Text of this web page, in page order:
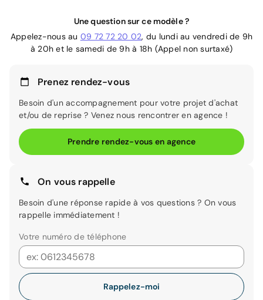
Une question sur ce modèle ?
Appelez-nous au 09 72 72 20 02, du lundi au vendredi de 9h
à 20h et le samedi de 9h à 18h (Appel non surtaxé)
Prenez rendez-vous
Besoin d'un accompagnement pour votre projet d'achat
et/ou de reprise ? Venez nous rencontrer en agence !
Prendre rendez-vous en agence
On vous rappelle
Besoin d'une réponse rapide à vos questions ? On vous
rappelle immédiatement !
Votre numéro de téléphone
Rappelez-moi